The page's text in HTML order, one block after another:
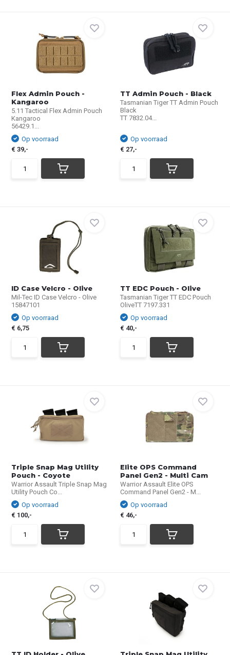
Flex Admin Pouch -
Kangaroo
5.11 Tactical Flex Admin Pouch
Kangaroo
56429.1...
Op voorraad
€ 39,-
TT Admin Pouch - Black
Tasmanian Tiger TT Admin Pouch
Black
TT 7832.04...
Op voorraad
€ 27,-
ID Case Velcro - Olive
Mil-Tec ID Case Velcro - Olive
15847101
Op voorraad
€ 6,75
TT EDC Pouch - Olive
Tasmanian Tiger TT EDC Pouch
OliveTT 7197.331
Op voorraad
€ 40,-
Triple Snap Mag Utility
Pouch - Coyote
Warrior Assault Triple Snap Mag
Utility Pouch Co...
Op voorraad
€ 100,-
Elite OPS Command
Panel Gen2 - Multi Cam
Warrior Assault Elite OPS
Command Panel Gen2 - M...
Op voorraad
€ 46,-